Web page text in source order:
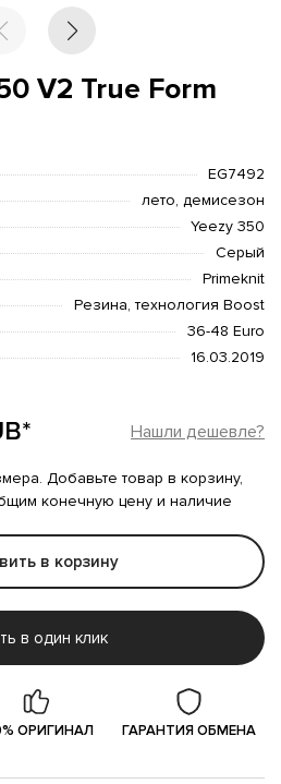
V2 True Form
EG7492
лето, демисезон
Yeezy 350
Серый
Primeknit
Резина, технология Boost
36-48 Euro
16.03.2019
Нашли дешевле?
Добавьте товар в корзину,
конечную цену и наличие
в корзину
в один клик
ОРИГИНАЛ ГАРАНТИЯ ОБМЕНА